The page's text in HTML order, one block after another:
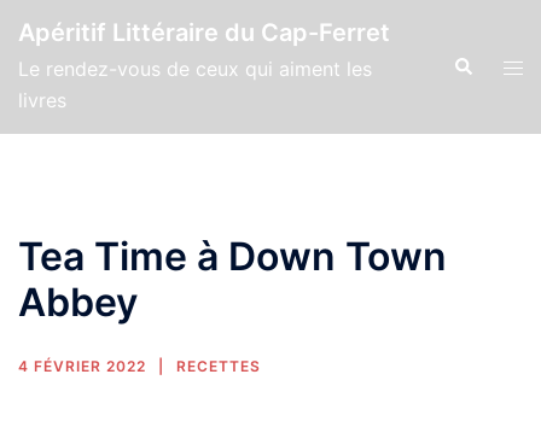
Apéritif Littéraire du Cap-Ferret
Le rendez-vous de ceux qui aiment les
livres
Tea Time à Down Town
Abbey
4 FÉVRIER 2022 RECETTES